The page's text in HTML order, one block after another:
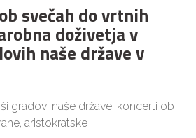
svečah do vrtnih
doživetja v
naše države v
gradovi naše države: koncerti ob
aristokratske